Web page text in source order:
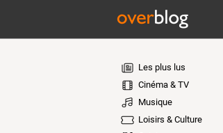
Les plus lus
Cinéma & TV
Musique
Loisirs & Culture